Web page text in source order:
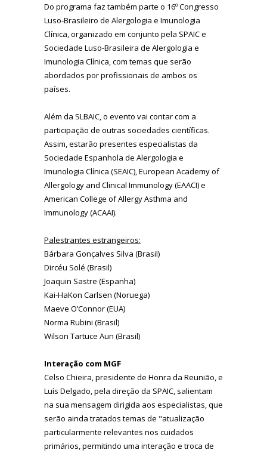
Do programa faz também parte o 16º Congresso
Luso-Brasileiro de Alergologia e Imunologia
Clínica, organizado em conjunto pela SPAIC e
Sociedade Luso-Brasileira de Alergologia e
Imunologia Clínica, com temas que serão
abordados por profissionais de ambos os
países.
Além da SLBAIC, o evento vai contar com a
participação de outras sociedades científicas.
Assim, estarão presentes especialistas da
Sociedade Espanhola de Alergologia e
Imunologia Clínica (SEAIC), European Academy of
Allergology and Clinical Immunology (EAACI) e
American College of Allergy Asthma and
Immunology (ACAAI).
Palestrantes estrangeiros:
Bárbara Gonçalves Silva (Brasil)
Dircéu Solé (Brasil)
Joaquin Sastre (Espanha)
Kai-HaKon Carlsen (Noruega)
Maeve O’Connor (EUA)
Norma Rubini (Brasil)
Wilson Tartuce Aun (Brasil)
Interação com MGF
Celso Chieira, presidente de Honra da Reunião, e
Luís Delgado, pela direção da SPAIC, salientam
na sua mensagem dirigida aos especialistas, que
serão ainda tratados temas de "atualização
particularmente relevantes nos cuidados
primários, permitindo uma interação e troca de